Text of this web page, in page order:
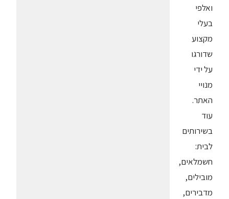
ואלפי
בעלי
מקצוע
שדורגו
על ידי
מנויי
האתר.
עוד
בשירותים
לבית:
חשמלאים,
מובילים,
מדבירים,